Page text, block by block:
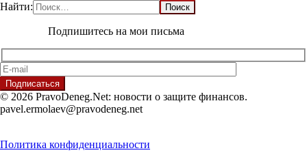
Найти:
Подпишитесь на мои письма
© 2026 PravoDeneg.Net: новости о защите финансов.
pavel.ermolaev@pravodeneg.net
Политика конфиденциальности